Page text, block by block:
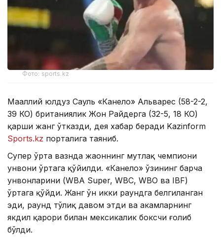
Фото: sports.kz
Маҳаллий юлдуз Сауль «Канело» Альварес (58-2-2,
39 КО) британиялик Жон Райдерга (32-5, 18 КО)
қарши жанг ўтказди, дея хабар беради Kazinform
Sports.kz порталига таяниб.
Супер ўрта вазнда жаҳоннинг мутлақ чемпиони
унвони ўртага қўйилди. «Канело» ўзининг барча
унвонларини (WBА Super, WBC, WBО ва IBF)
ўртага қўйди. Жанг ўн икки раундга белгиланган
эди, раунд тўлиқ давом этди ва ҳакамларнинг
якдил қарори билан мексикалик боксчи ғолиб
бўлди.